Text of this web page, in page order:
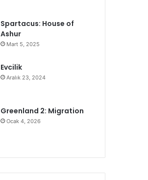
Spartacus: House of
Ashur
Mart 5, 2025
Evcilik
Aralık 23, 2024
Greenland 2: Migration
Ocak 4, 2026